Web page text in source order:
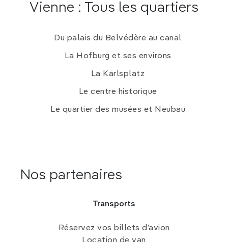
Vienne : Tous les quartiers
Du palais du Belvédère au canal
La Hofburg et ses environs
La Karlsplatz
Le centre historique
Le quartier des musées et Neubau
Nos partenaires
Transports
Réservez vos billets d’avion